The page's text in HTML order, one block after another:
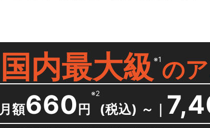
国内最大級 ※1の
月額660 円
※2
(税込) ～ ｜